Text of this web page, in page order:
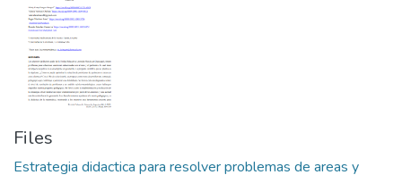
Files
Estrategia didactica para resolver problemas de areas y